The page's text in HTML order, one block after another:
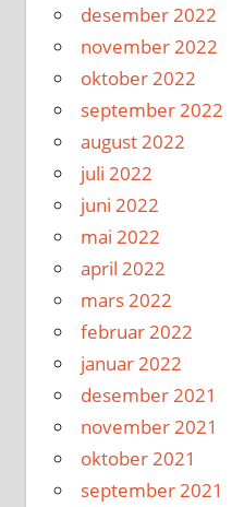
desember 2022
november 2022
oktober 2022
september 2022
august 2022
juli 2022
juni 2022
mai 2022
april 2022
mars 2022
februar 2022
januar 2022
desember 2021
november 2021
oktober 2021
september 2021